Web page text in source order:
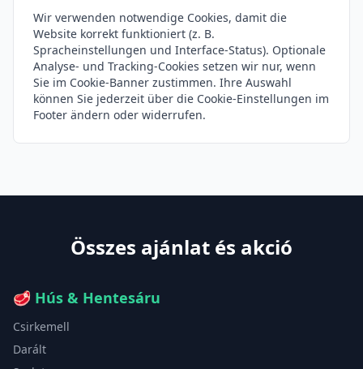
Wir verwenden notwendige Cookies, damit die
Website korrekt funktioniert (z. B.
Spracheinstellungen und Interface-Status). Optionale
Analyse- und Tracking-Cookies setzen wir nur, wenn
Sie im Cookie-Banner zustimmen. Ihre Auswahl
können Sie jederzeit über die Cookie-Einstellungen im
Footer ändern oder widerrufen.
Összes ajánlat és akció
🥩 Hús & Hentesáru
Csirkemell
Darált